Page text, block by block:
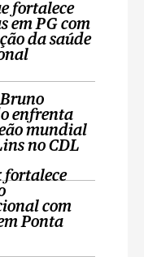
fortalece
em PG com
da saúde
enfrenta
mundial
no CDL
fortalece
com
Ponta